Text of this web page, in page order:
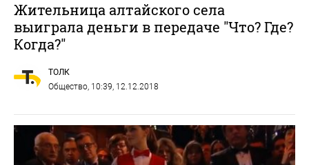
Жительница алтайского села
выиграла деньги в передаче "Что? Где?
Когда?"
ТОЛК
Общество, 10:39, 12.12.2018